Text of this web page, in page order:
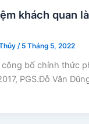
khách quan
/ 5 Tháng 5, 2022
công bố chính thức
PGS.Đỗ Văn